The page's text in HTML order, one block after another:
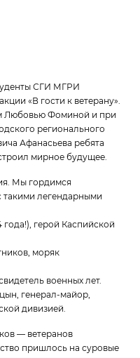
СГИ МГРИ
«В гости к ветерану».
Любовью Фоминой и при
регионального
Афанасьева ребята
мирное будущее.
Мы гордимся
легендарными
герой Каспийской
моряк
военных лет.
генерал-майор,
дивизией.
— ветеранов
пришлось на суровые